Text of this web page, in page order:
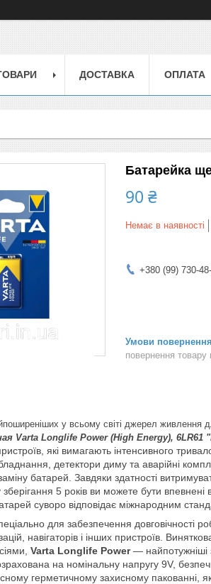
ДОСТАВКА ОПЛАТА
Батарейка
90 ₴
Немає в наявності
+380 (99) 730-
повернення товару
у всьому світі джерел живлення
Varta Longlife Power (High Energy), 6LR61
які вимагають інтенсивного
детектори диму та аварійні
батарей. Завдяки здатності
5 років ви можете бути
суворо відповідає міжнародним
для забезпечення довговічності
навігаторів і інших пристроїв.
Varta Longlife Power— найпотужніші
на номінальну напругу 9V,
герметичному захисному пакованні,